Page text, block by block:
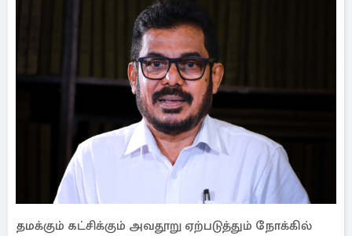
தமக்கும் கட்சிக்கும் அவதூறு ஏற்படுத்தும் நோக்கில்